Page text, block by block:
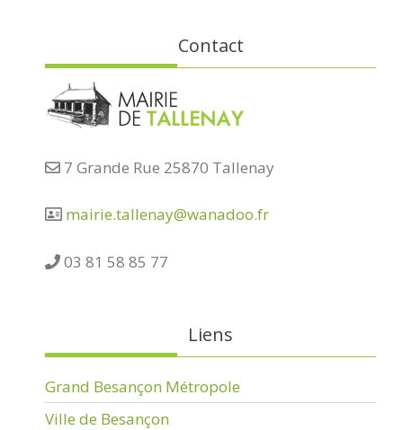
Contact
7 Grande Rue 25870 Tallenay
mairie.tallenay@wanadoo.fr
03 81 58 85 77
Liens
Grand Besançon Métropole
Ville de Besançon